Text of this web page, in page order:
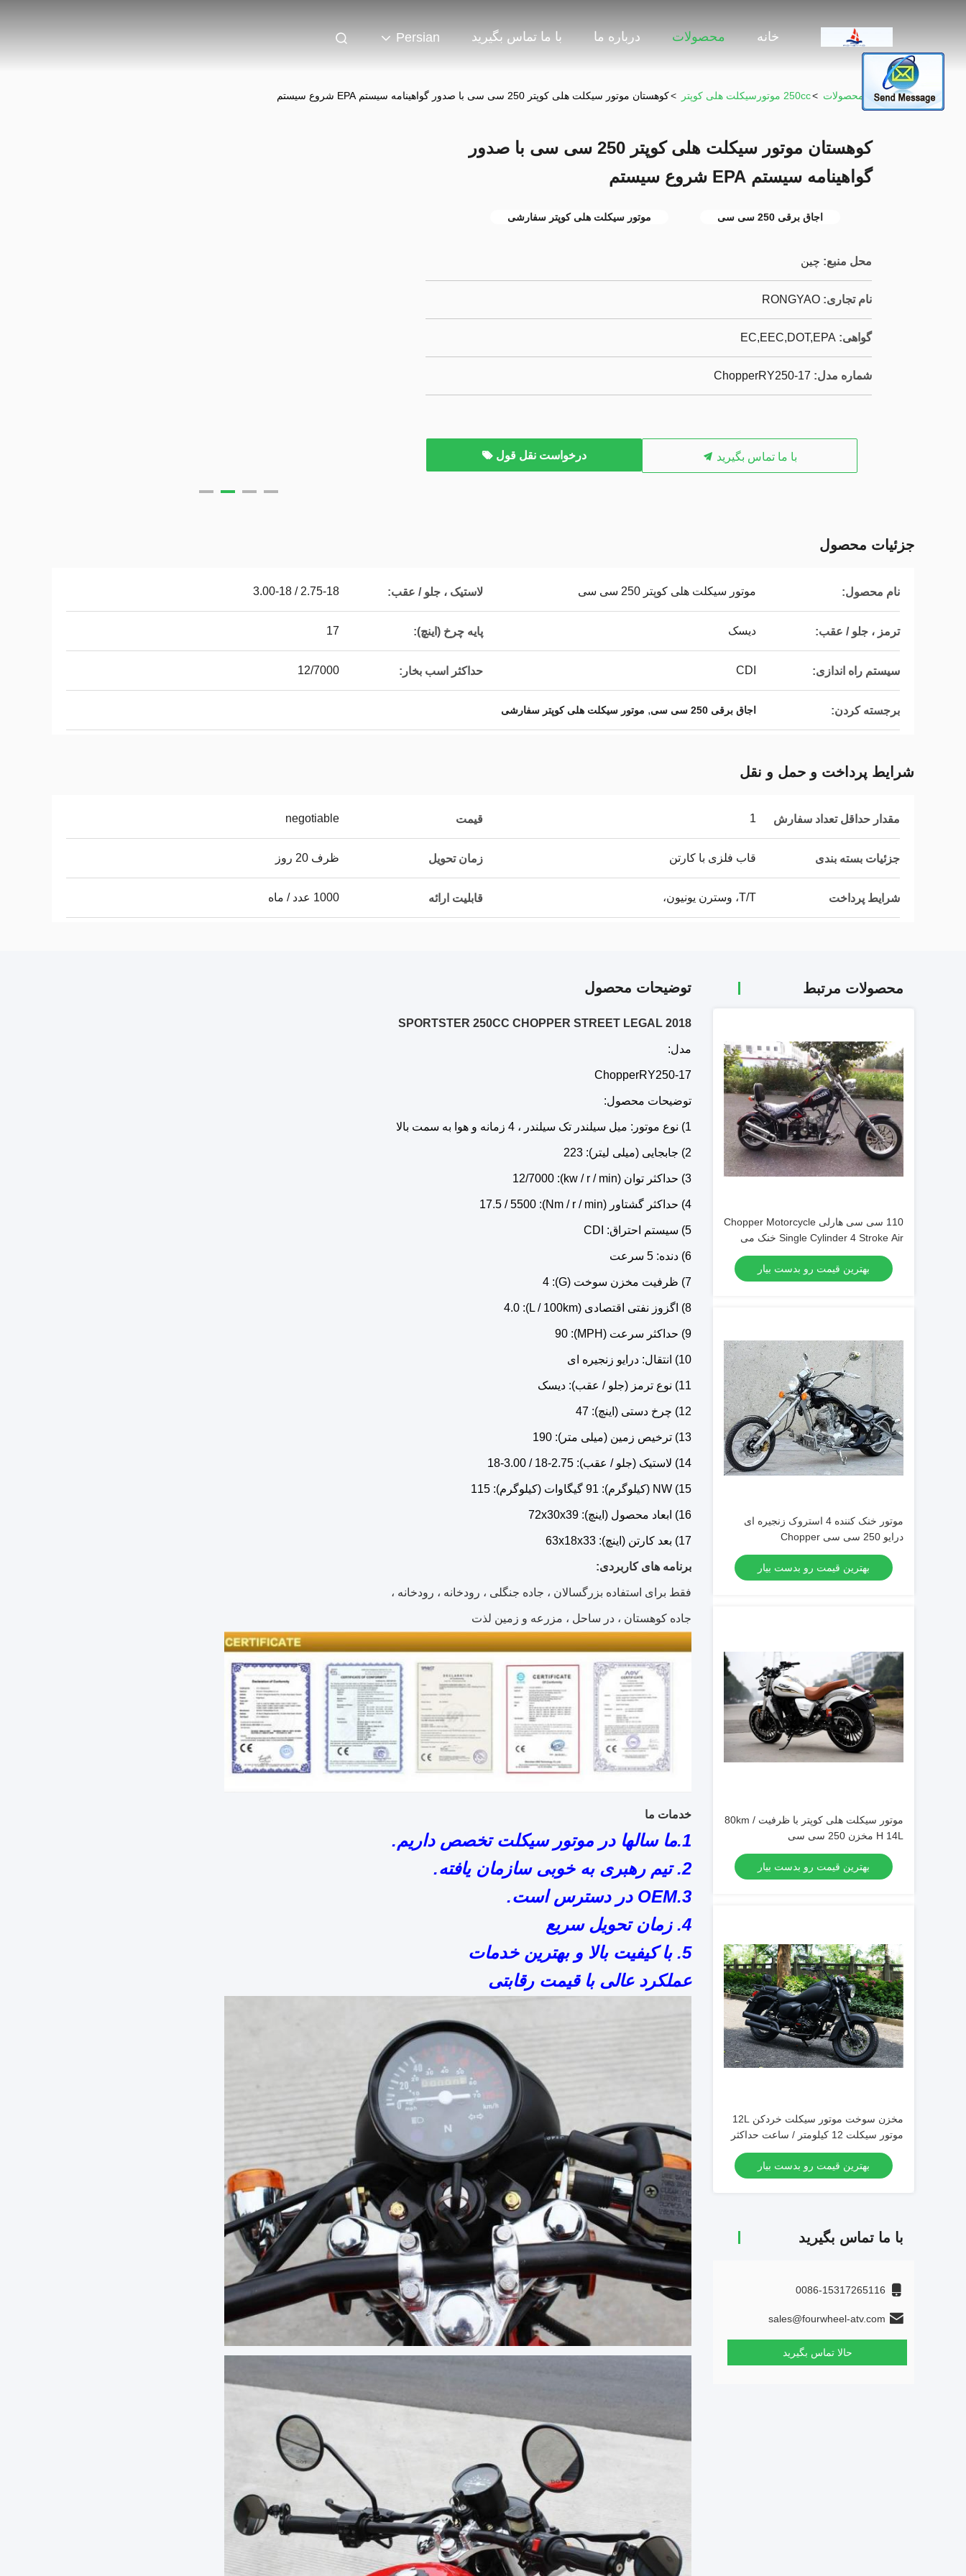
خانه محصولات درباره ما با ما تماس بگیرید Persian
خونه محصولات >250cc موتورسیکلت هلی کوپتر >کوهستان موتور سیکلت هلی کوپتر 250 سی سی با صدور گواهینامه سیستم EPA شروع سیستم
کوهستان موتور سیکلت هلی کوپتر 250 سی سی با صدور
گواهینامه سیستم EPA شروع سیستم
اجاق برقی 250 سی سی موتور سیکلت هلی کوپتر سفارشی
محل منبع: چين
نام تجاری: RONGYAO
گواهی: EC,EEC,DOT,EPA
شماره مدل: ChopperRY250-17
با ما تماس بگیرید درخواست نقل قول
جزئیات محصول
نام محصول: موتور سیکلت هلی کوپتر 250 سی سی لاستیک ، جلو / عقب: 2.75-18 / 3.00-18
ترمز ، جلو / عقب: دیسک پایه چرخ (اینچ): 17
سیستم راه اندازی: CDI حداکثر اسب بخار: 12/7000
برجسته کردن: اجاق برقی 250 سی سی , موتور سیکلت هلی کوپتر سفارشی
شرایط پرداخت و حمل و نقل
مقدار حداقل تعداد سفارش 1 قیمت negotiable
جزئیات بسته بندی قاب فلزی با کارتن زمان تحویل ظرف 20 روز
شرایط پرداخت T/T، وسترن یونیون، قابلیت ارائه 1000 عدد / ماه
محصولات مرتبط
110 سی سی هارلی Chopper Motorcycle
Single Cylinder 4 Stroke Air خنک می
بهترین قیمت رو بدست بیار
موتور خنک کننده 4 استروک زنجیره ای
درایو 250 سی سی Chopper
بهترین قیمت رو بدست بیار
موتور سیکلت هلی کوپتر با ظرفیت 80km /
H 14L مخزن 250 سی سی
بهترین قیمت رو بدست بیار
مخزن سوخت موتور سیکلت خردکن 12L
موتور سیکلت 12 کیلومتر / ساعت حداکثر
سرعت 250 سی سی / ساعت برای جاده
جنگلی
بهترین قیمت رو بدست بیار
با ما تماس بگیرید
0086-15317265116
sales@fourwheel-atv.com
حالا تماس بگیرید
توضیحات محصول
2018 SPORTSTER 250CC CHOPPER STREET LEGAL
مدل:
ChopperRY250-17
توضیحات محصول:
1) نوع موتور: میل سیلندر تک سیلندر ، 4 زمانه و هوا به سمت بالا
2) جابجایی (میلی لیتر): 223
3) حداکثر توان (kw / r / min): 12/7000
4) حداکثر گشتاور (Nm / r / min): 17.5 / 5500
5) سیستم احتراق: CDI
6) دنده: 5 سرعت
7) ظرفیت مخزن سوخت (G): 4
8) اگزوز نفتی اقتصادی (L / 100km): 4.0
9) حداکثر سرعت (MPH): 90
10) انتقال: درایو زنجیره ای
11) نوع ترمز (جلو / عقب): دیسک
12) چرخ دستی (اینچ): 47
13) ترخیص زمین (میلی متر): 190
14) لاستیک (جلو / عقب): 2.75-18 / 3.00-18
15) NW (کیلوگرم): 91 گیگاوات (کیلوگرم): 115
16) ابعاد محصول (اینچ): 72x30x39
17) بعد کارتن (اینچ): 63x18x33
برنامه های کاربردی:
فقط برای استفاده بزرگسالان ، جاده جنگلی ، رودخانه ، رودخانه ،
جاده کوهستان ، در ساحل ، مزرعه و زمین لذت
خدمات ما
1.ما سالها در موتور سیکلت تخصص داریم.
2. تیم رهبری به خوبی سازمان یافته.
3.OEM در دسترس است.
4. زمان تحویل سریع
5. با کیفیت بالا و بهترین خدمات
عملکرد عالی با قیمت رقابتی